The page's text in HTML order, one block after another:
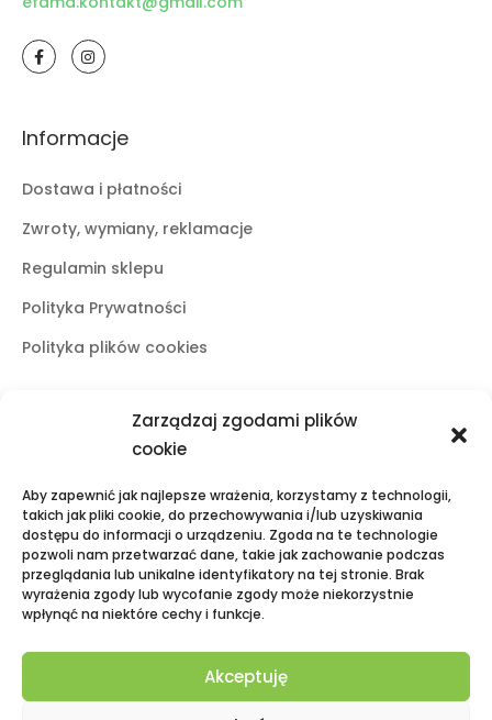
Zarządzaj zgodami plików
cookie
Aby zapewnić jak najlepsze wrażenia, korzystamy z technologii,
takich jak pliki cookie, do przechowywania i/lub uzyskiwania
dostępu do informacji o urządzeniu. Zgoda na te technologie
pozwoli nam przetwarzać dane, takie jak zachowanie podczas
przeglądania lub unikalne identyfikatory na tej stronie. Brak
wyrażenia zgody lub wycofanie zgody może niekorzystnie
wpłynąć na niektóre cechy i funkcje.
Akceptuję
Informacje
Dostawa i płatności
Zwroty, wymiany, reklamacje
Regulamin sklepu
Polityka Prywatności
Polityka plików cookies
Butiki stacjonarne
ul. Świętoduska 10
mail:fama.lublin@op.pl
tel:+48 601 525 423
Puławy
fama.pulawy@op.pl
tel:+48 695 938 095